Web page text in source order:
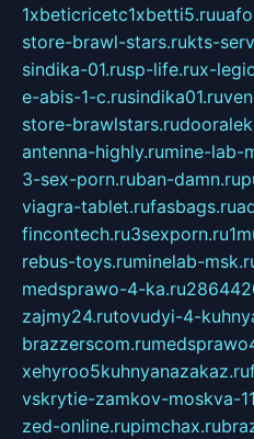
1xbeticricetc1xbetti5.ru
store-brawl-stars.rukts-
sindika-01.rusp-life.rux-
e-abis-1-c.rusindika01.ru
store-brawlstars.ru
antenna-highly.rumine-lab-
3-sex-porn.ruban-damn.ru
viagra-tablet.rufasbags.ru
fincontech.ru3sexporn.ru
rebus-toys.ruminelab-
medsprawo-4-ka.ru
zajmy24.rutovudyi-4-
brazzerscom.ru
xehyroo5kuhnyanazakaz.ru
vskrytie-zamkov-moskva-
zed-online.rupimchax.ru